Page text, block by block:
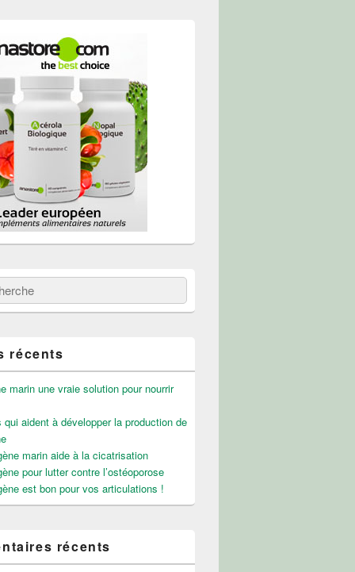
récents
marin une vraie solution pour nourrir
qui aident à développer la production de
marin aide à la cicatrisation
pour lutter contre l’ostéoporose
est bon pour vos articulations !
récents